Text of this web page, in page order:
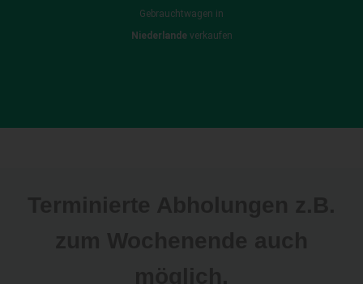
Gebrauchtwagen in
Niederlandeverkaufen